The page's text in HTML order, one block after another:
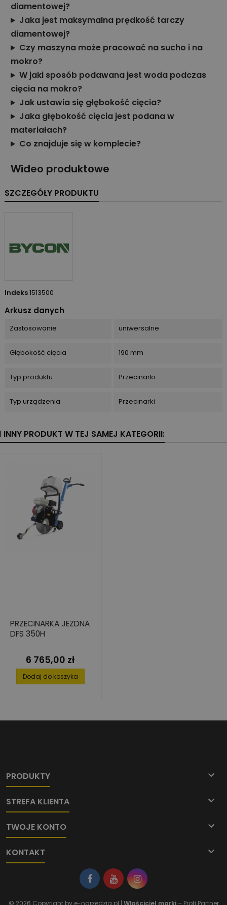
diamentowej?
Jaka jest maksymalna prędkość tarczy
diamentowej?
Czy maszyna może pracować na sucho i na
mokro?
W jaki sposób podawana jest woda podczas
cięcia na mokro?
Jak ustawia się głębokość cięcia?
Jaka głębokość cięcia jest podana w
materiałach?
Co znajduje się w komplecie?
Wideo produktowe
SZCZEGÓŁY PRODUKTU
Indeks1513500
Arkusz danych
Zastosowanie uniwersalne
Głębokość cięcia 190 mm
Typ produktu Przecinarki
Typ urządzenia Przecinarki
INNY PRODUKT W TEJ SAMEJ KATEGORII:
PRZECINARKA JEZDNA
DFS 350H
Cena
6 765,00 zł
Dodaj do koszyka
PRODUKTY 
STREFA KLIENTA 
TWOJE KONTO 
KONTAKT 
© 2026 Copyright by e-narzedzia.pl | Właściciel marki– Profi Partner